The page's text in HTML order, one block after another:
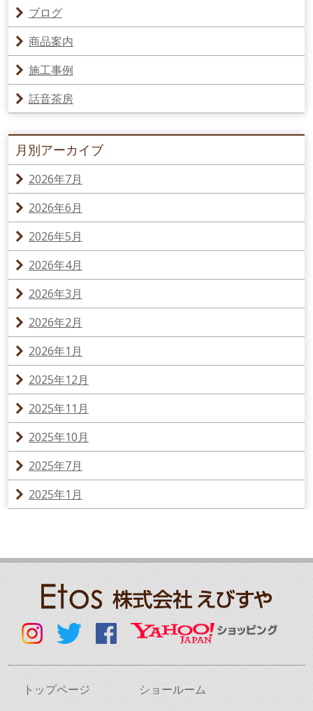
ブログ
商品案内
施工事例
話音茶房
月別アーカイブ
2026年7月
2026年6月
2026年5月
2026年4月
2026年3月
2026年2月
2026年1月
2025年12月
2025年11月
2025年10月
2025年7月
2025年1月
トップページ
ショールーム